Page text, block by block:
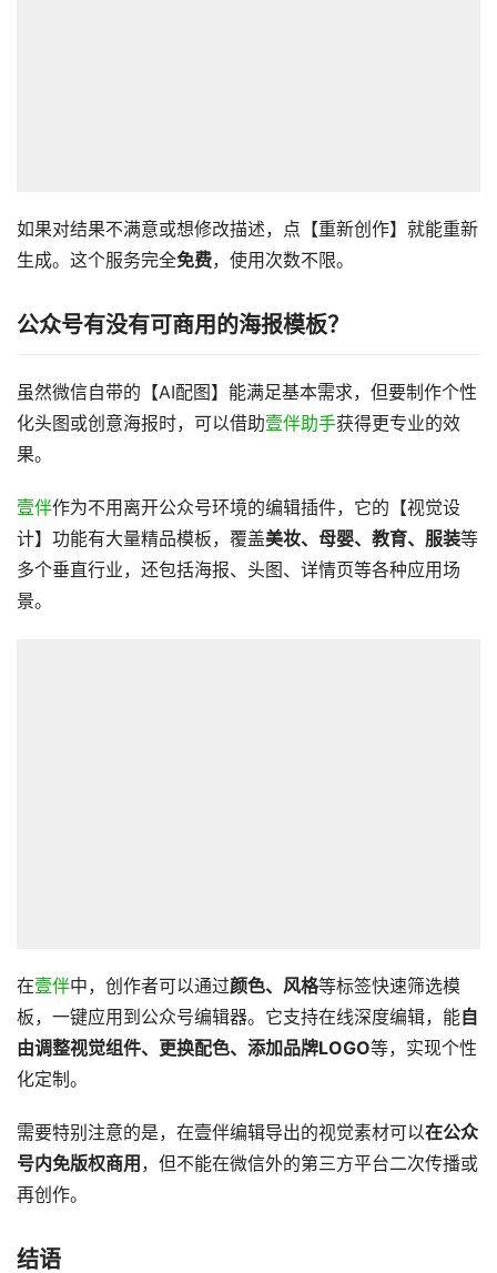
如果对结果不满意或想修改描述，点【重新创作】就能重新
生成。这个服务完全免费，使用次数不限。
公众号有没有可商用的海报模板？
虽然微信自带的【AI配图】能满足基本需求，但要制作个性
化头图或创意海报时，可以借助壹伴助手获得更专业的效
果。
壹伴作为不用离开公众号环境的编辑插件，它的【视觉设
计】功能有大量精品模板，覆盖美妆、母婴、教育、服装等
多个垂直行业，还包括海报、头图、详情页等各种应用场
景。
在壹伴中，创作者可以通过颜色、风格等标签快速筛选模
板，一键应用到公众号编辑器。它支持在线深度编辑，能自
由调整视觉组件、更换配色、添加品牌LOGO等，实现个性
化定制。
需要特别注意的是，在壹伴编辑导出的视觉素材可以在公众
号内免版权商用 ，但不能在微信外的第三方平台二次传播或
再创作。
结语